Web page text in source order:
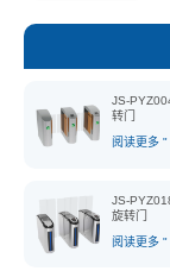
JS-
转门
阅读更多 "
JS-
旋转门
阅读更多 "